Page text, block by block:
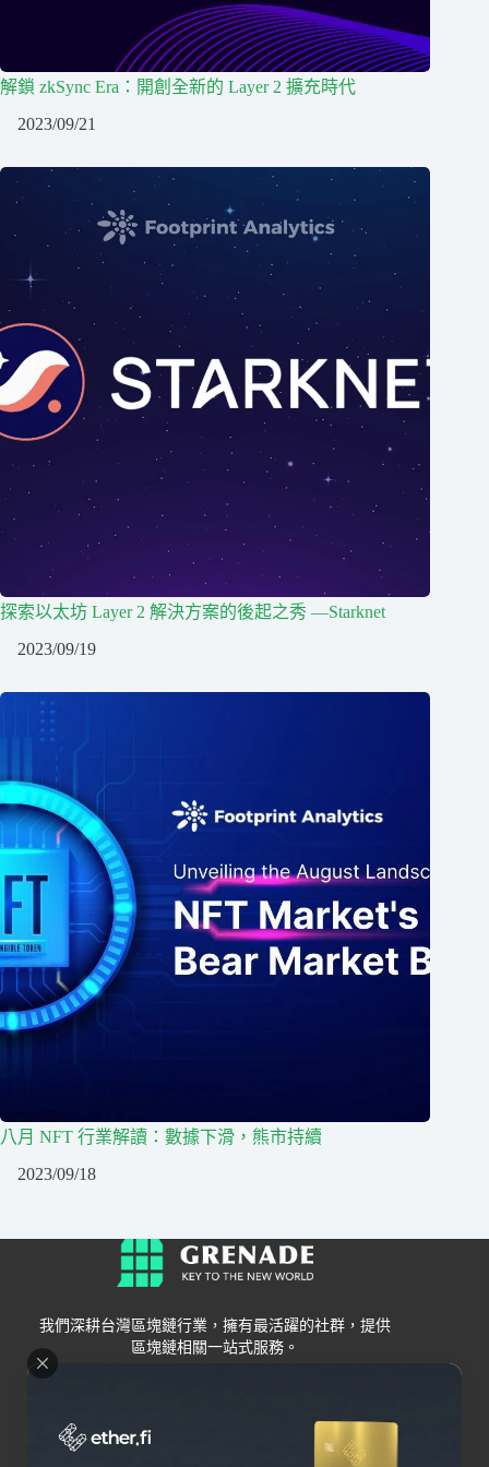
解鎖 zkSync Era：開創全新的 Layer 2 擴充時代
2023/09/21
探索以太坊 Layer 2 解決方案的後起之秀 —Starknet
2023/09/19
八月 NFT 行業解讀：數據下滑，熊市持續
2023/09/18
我們深耕台灣區塊鏈行業，擁有最活躍的社群，提供
區塊鏈相關一站式服務。
Grenade 交易所